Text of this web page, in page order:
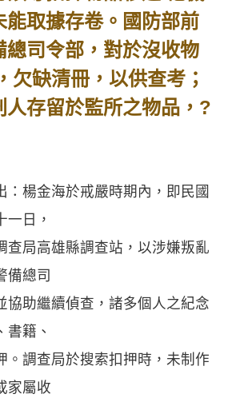
能取據存卷。國防部前
總司令部，對於沒收物
欠缺清冊，以供查考；
人存留於監所之物品，?
楊金海於戒嚴時期內，即民國
一日，
查局高雄縣調查站，以涉嫌叛亂
備總司
協助繼續偵查，諸多個人之紀念
書籍、
。調查局於搜索扣押時，未制作
家屬收